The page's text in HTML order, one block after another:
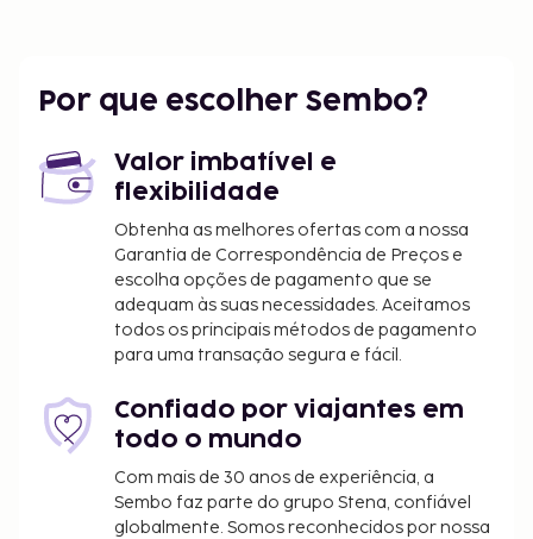
O alojamento irá solicitar-lhe o pagamento dos
seguintes custos. Podem incluir os impostos
Imposto municipal: 1.00 EUR por pessoa, por
noite
Incluímos todas as taxas que o alojamento nos
comunicou.
Tarifa de pequeno-almoço preparado no
momento: 3.50 EUR por adulto e 25 EUR por
A lista anterior pode não estar completa. As taxas e
os depósitos podem não incluir impostos e estão
sujeitos a alterações.
Todas as pessoas alojadas, incluindo crianças,
Por que escolher Sembo?
Valor imbatível e
flexibilidade
Obtenha as melhores ofertas com a nossa
Garantia de Correspondência de Preços e
escolha opções de pagamento que se
adequam às suas necessidades. Aceitamos
todos os principais métodos de pagamento
para uma transação segura e fácil.
Confiado por viajantes em
todo o mundo
Com mais de 30 anos de experiência, a
Sembo faz parte do grupo Stena, confiável
globalmente. Somos reconhecidos por nossa